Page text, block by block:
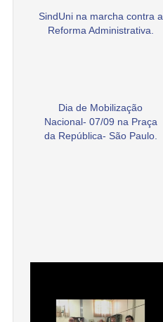
SindUni na marcha contra a
Reforma Administrativa.
Dia de Mobilização
Nacional- 07/09 na Praça
da República- São Paulo.